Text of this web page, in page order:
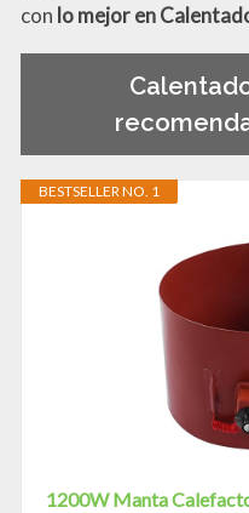
con lo mejor en
BESTSELLER NO. 1
1200W Manta